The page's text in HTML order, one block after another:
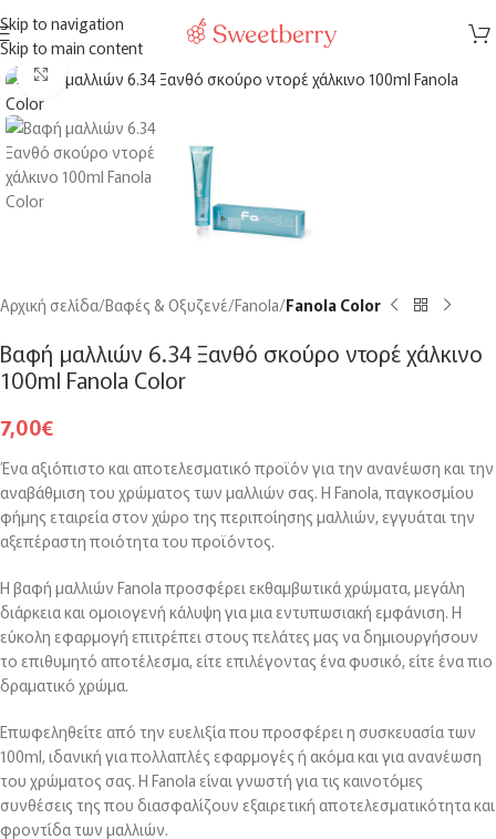
Skip to navigation
Skip to main content
MENU
Click to enlarge
Αρχική σελίδα Βαφές & Οξυζενέ Fanola Fanola Color
Βαφή μαλλιών 6.34 Ξανθό σκούρο ντορέ χάλκινο
100ml Fanola Color
7,00€
Ένα αξιόπιστο και αποτελεσματικό προϊόν για την ανανέωση και την
αναβάθμιση του χρώματος των μαλλιών σας. Η Fanola, παγκοσμίου
φήμης εταιρεία στον χώρο της περιποίησης μαλλιών, εγγυάται την
αξεπέραστη ποιότητα του προϊόντος.
Η βαφή μαλλιών Fanola προσφέρει εκθαμβωτικά χρώματα, μεγάλη
διάρκεια και ομοιογενή κάλυψη για μια εντυπωσιακή εμφάνιση. Η
εύκολη εφαρμογή επιτρέπει στους πελάτες μας να δημιουργήσουν
το επιθυμητό αποτέλεσμα, είτε επιλέγοντας ένα φυσικό, είτε ένα πιο
δραματικό χρώμα.
Επωφεληθείτε από την ευελιξία που προσφέρει η συσκευασία των
100ml, ιδανική για πολλαπλές εφαρμογές ή ακόμα και για ανανέωση
του χρώματος σας. Η Fanola είναι γνωστή για τις καινοτόμες
συνθέσεις της που διασφαλίζουν εξαιρετική αποτελεσματικότητα και
φροντίδα των μαλλιών.